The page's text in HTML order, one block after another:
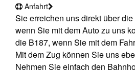
Anfahrt
Sie erreichen uns direkt über
wenn Sie mit dem Auto zu uns
die B187, wenn Sie mit dem
Mit dem Zug können Sie uns
Nehmen Sie einfach den